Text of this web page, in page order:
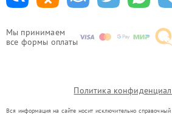
Мы принимаем
все формы оплаты
Политика
Вся информация на сайте носит исключительно справочный